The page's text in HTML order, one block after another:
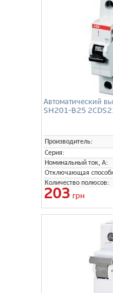
Автоматический
SH201-B25
Производитель:
Серия:
Номинальный ток, А:
Отключающая
Количество полюсов:
203 грн